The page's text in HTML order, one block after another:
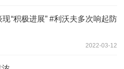
“积极进展” #利沃夫多次响起防
2022-03-12